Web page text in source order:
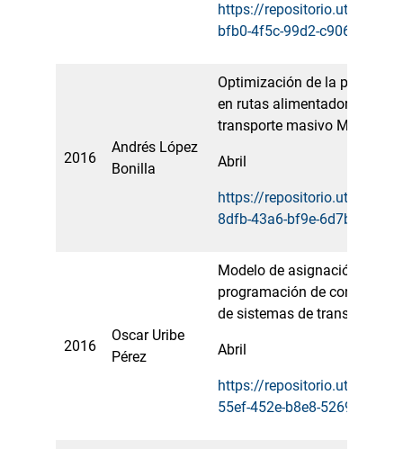
https://
bfb0-4f5c-99d2-
2016
Andrés López
Bonilla
Optimización de la
en rutas alimentadoras del
transporte masivo
Abril
https://
8dfb-43a6-bf9e-
2016
Oscar Uribe
Pérez
Modelo de asignación de
programación de
de sistemas de transporte
Abril
https://
55ef-452e-b8e8-